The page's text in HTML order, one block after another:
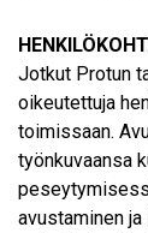
Jotkut Protun
oikeutettuja
toimissaan.
työnkuvaansa
avustaminen